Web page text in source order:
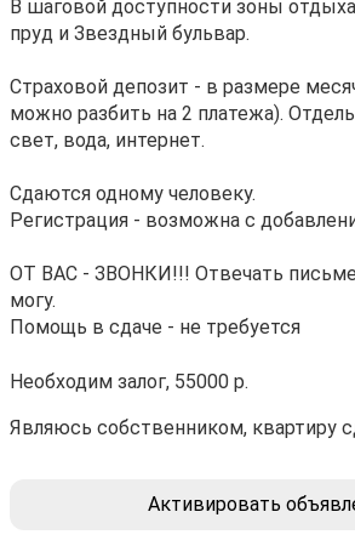
В шаговой доступности зоны
пруд и Звездный бульвар.
Страховой депозит - в размере
можно разбить на 2 платежа).
свет, вода, интернет.
Сдаются одному человеку.
Регистрация - возможна с
ОТ ВАС - ЗВОНКИ!!! Отвечать
могу.
Помощь в сдаче - не требуется
Необходим залог, 55000 р.
Являюсь собственником, квартиру
Активировать